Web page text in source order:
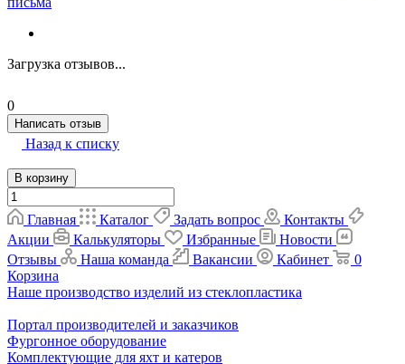
Загрузка отзывов...
0
Написать отзыв
Назад к списку
В корзину
Главная Каталог Задать вопрос
Контакты
Акции
Калькуляторы Избранные
Новости
Отзывы
Наша команда Вакансии Кабинет
0
Корзина
Наше производство изделий из стеклопластика
Портал производителей и заказчиков
Фургонное оборудование
Комплектующие для яхт и катеров